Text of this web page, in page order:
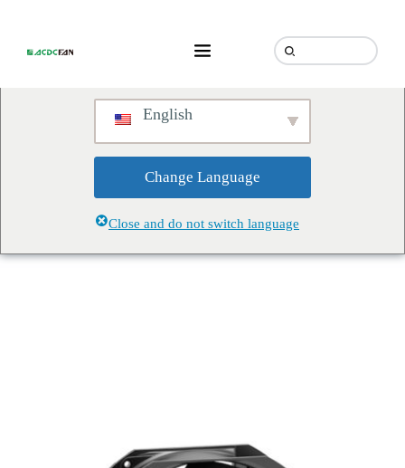
speaking a different language.
Do you want to change to:
English
Change Language
Close and do not switch language